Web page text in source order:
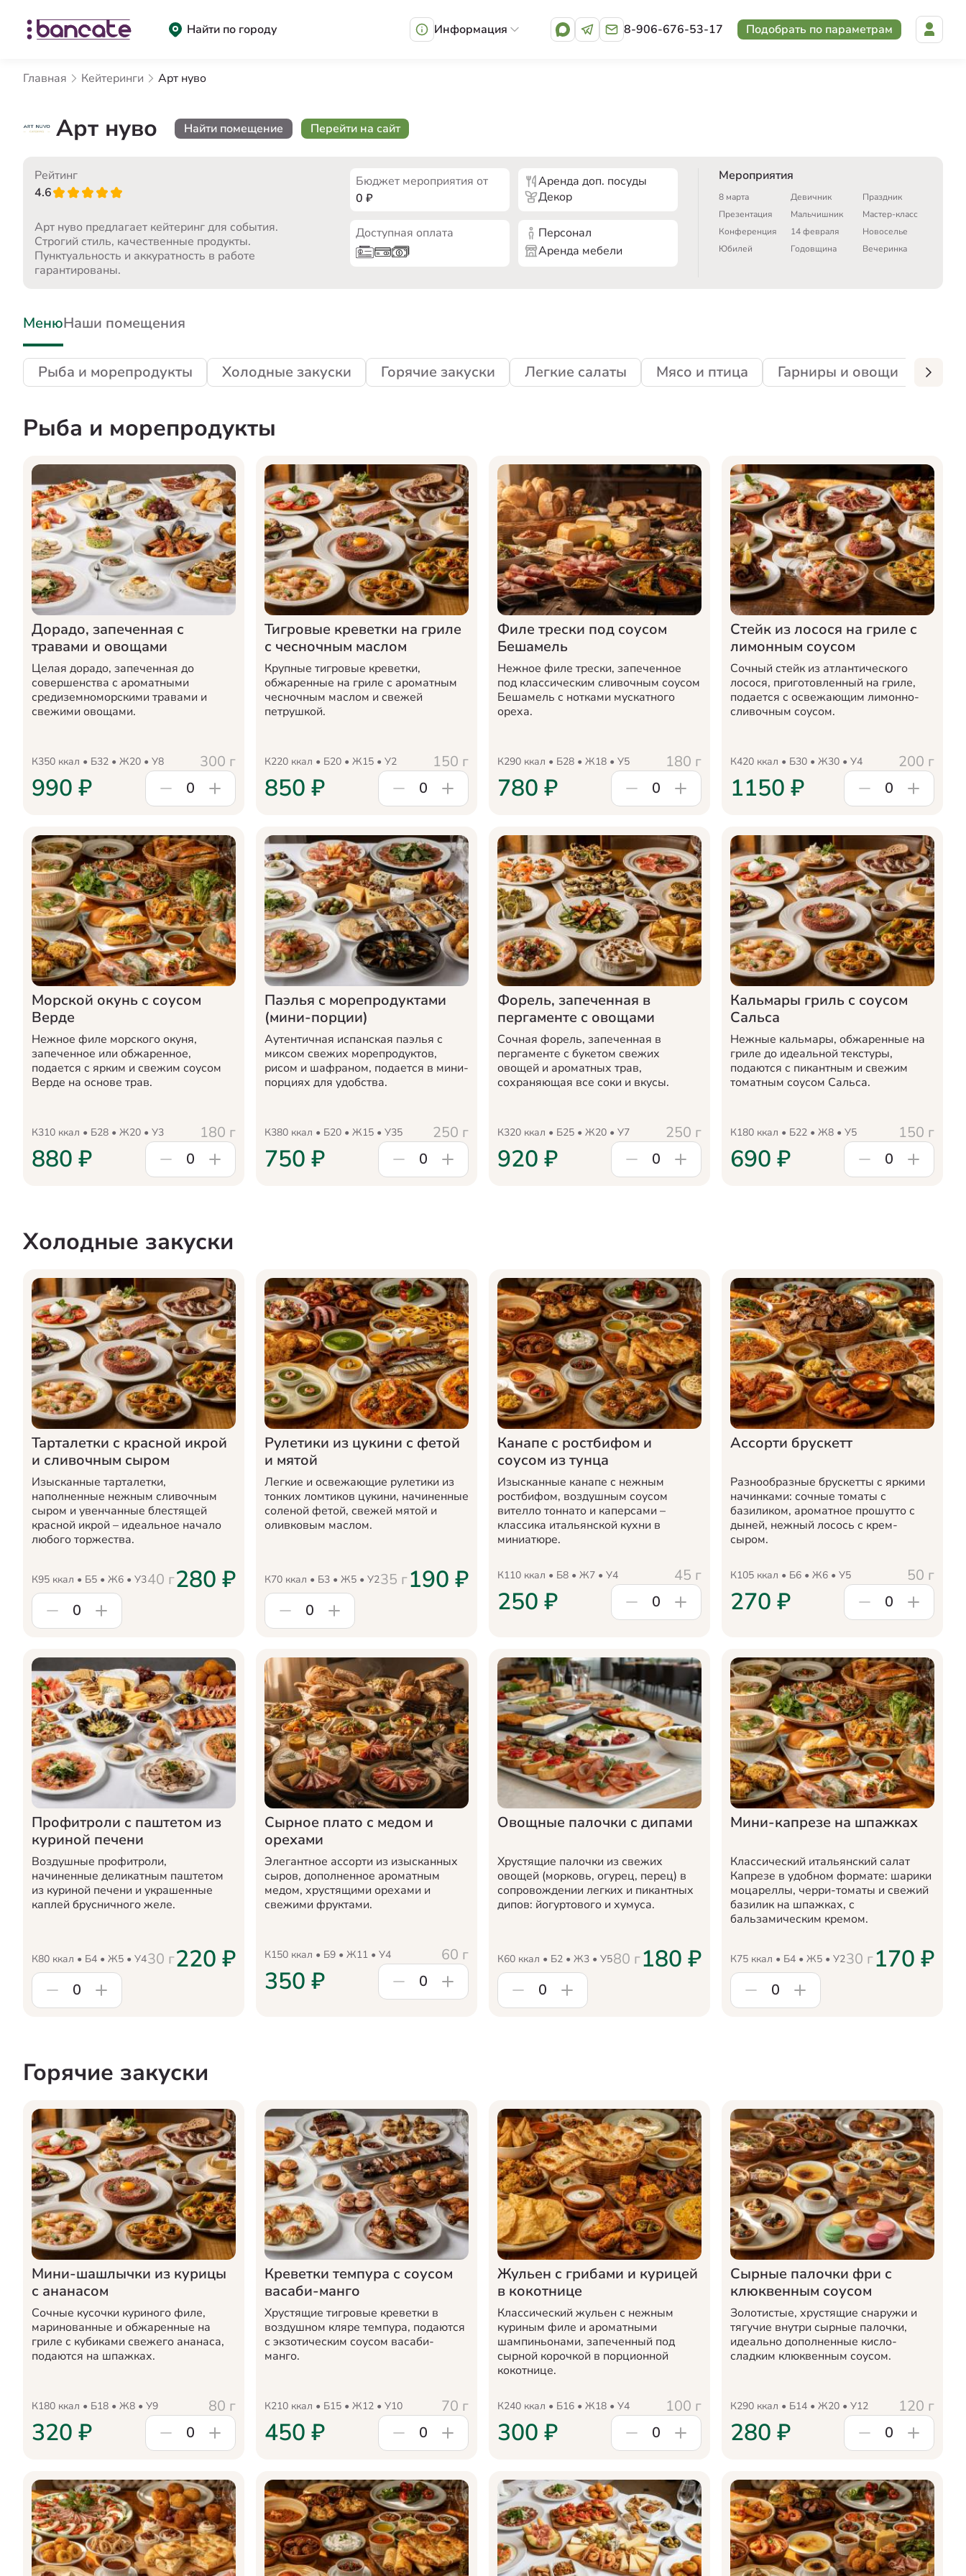
Найти по городу Информация 8-906-676-53-17 Подобрать по параметрам
Главная Кейтеринги Арт нуво
Арт нуво Найти помещение Перейти на сайт
Рейтинг
4.6
Арт нуво предлагает кейтеринг для события.
Строгий стиль, качественные продукты.
Пунктуальность и аккуратность в работе
гарантированы.
Бюджет мероприятия от
0 ₽
Аренда доп. посуды
Декор
Доступная оплата
Персонал
Аренда мебели
Мероприятия
8 марта Девичник
Праздник
Презентация
Мальчишник
Мастер-класс
Конференция
14 февраля
Новоселье
Юбилей
Годовщина Вечеринка
МенюНаши помещения
Рыба и морепродукты Холодные закуски Горячие закуски Легкие салаты Мясо и птица Гарниры и овощи
Рыба и морепродукты
Дорадо, запеченная с
травами и овощами
Целая дорадо, запеченная до
совершенства с ароматными
средиземноморскими травами и
свежими овощами.
К350 ккал • Б32 • Ж20 • У8 300 г
990 ₽ 0
Тигровые креветки на гриле
с чесночным маслом
Крупные тигровые креветки,
обжаренные на гриле с ароматным
чесночным маслом и свежей
петрушкой.
К220 ккал • Б20 • Ж15 • У2 150 г
850 ₽ 0
Филе трески под соусом
Бешамель
Нежное филе трески, запеченное
под классическим сливочным соусом
Бешамель с нотками мускатного
ореха.
К290 ккал • Б28 • Ж18 • У5 180 г
780 ₽ 0
Стейк из лосося на гриле с
лимонным соусом
Сочный стейк из атлантического
лосося, приготовленный на гриле,
подается с освежающим лимонно-
сливочным соусом.
К420 ккал • Б30 • Ж30 • У4 200 г
1150 ₽ 0
Морской окунь с соусом
Верде
Нежное филе морского окуня,
запеченное или обжаренное,
подается с ярким и свежим соусом
Верде на основе трав.
К310 ккал • Б28 • Ж20 • У3 180 г
880 ₽ 0
Паэлья с морепродуктами
(мини-порции)
Аутентичная испанская паэлья с
миксом свежих морепродуктов,
рисом и шафраном, подается в мини-
порциях для удобства.
К380 ккал • Б20 • Ж15 • У35 250 г
750 ₽ 0
Форель, запеченная в
пергаменте с овощами
Сочная форель, запеченная в
пергаменте с букетом свежих
овощей и ароматных трав,
сохраняющая все соки и вкусы.
К320 ккал • Б25 • Ж20 • У7 250 г
920 ₽ 0
Кальмары гриль с соусом
Сальса
Нежные кальмары, обжаренные на
гриле до идеальной текстуры,
подаются с пикантным и свежим
томатным соусом Сальса.
К180 ккал • Б22 • Ж8 • У5 150 г
690 ₽ 0
Холодные закуски
Тарталетки с красной икрой
и сливочным сыром
Изысканные тарталетки,
наполненные нежным сливочным
сыром и увенчанные блестящей
красной икрой – идеальное начало
любого торжества.
К95 ккал • Б5 • Ж6 • У340 г280 ₽
0
Рулетики из цукини с фетой
и мятой
Легкие и освежающие рулетики из
тонких ломтиков цукини, начиненные
соленой фетой, свежей мятой и
оливковым маслом.
К70 ккал • Б3 • Ж5 • У235 г190 ₽
0
Канапе с ростбифом и
соусом из тунца
Изысканные канапе с нежным
ростбифом, воздушным соусом
вителло тоннато и каперсами –
классика итальянской кухни в
миниатюре.
К110 ккал • Б8 • Ж7 • У4 45 г
250 ₽ 0
Ассорти брускетт
Разнообразные брускетты с яркими
начинками: сочные томаты с
базиликом, ароматное прошутто с
дыней, нежный лосось с крем-
сыром.
К105 ккал • Б6 • Ж6 • У5 50 г
270 ₽ 0
Профитроли с паштетом из
куриной печени
Воздушные профитроли,
начиненные деликатным паштетом
из куриной печени и украшенные
каплей брусничного желе.
К80 ккал • Б4 • Ж5 • У430 г220 ₽
0
Сырное плато с медом и
орехами
Элегантное ассорти из изысканных
сыров, дополненное ароматным
медом, хрустящими орехами и
свежими фруктами.
К150 ккал • Б9 • Ж11 • У4 60 г
350 ₽ 0
Овощные палочки с дипами
Хрустящие палочки из свежих
овощей (морковь, огурец, перец) в
сопровождении легких и пикантных
дипов: йогуртового и хумуса.
К60 ккал • Б2 • Ж3 • У580 г180 ₽
0
Мини-капрезе на шпажках
Классический итальянский салат
Капрезе в удобном формате: шарики
моцареллы, черри-томаты и свежий
базилик на шпажках, с
бальзамическим кремом.
К75 ккал • Б4 • Ж5 • У230 г170 ₽
0
Горячие закуски
Мини-шашлычки из курицы
с ананасом
Сочные кусочки куриного филе,
маринованные и обжаренные на
гриле с кубиками свежего ананаса,
подаются на шпажках.
К180 ккал • Б18 • Ж8 • У9 80 г
320 ₽ 0
Креветки темпура с соусом
васаби-манго
Хрустящие тигровые креветки в
воздушном кляре темпура, подаются
с экзотическим соусом васаби-
манго.
К210 ккал • Б15 • Ж12 • У10 70 г
450 ₽ 0
Жульен с грибами и курицей
в кокотнице
Классический жульен с нежным
куриным филе и ароматными
шампиньонами, запеченный под
сырной корочкой в порционной
кокотнице.
К240 ккал • Б16 • Ж18 • У4 100 г
300 ₽ 0
Сырные палочки фри с
клюквенным соусом
Золотистые, хрустящие снаружи и
тягучие внутри сырные палочки,
идеально дополненные кисло-
сладким клюквенным соусом.
К290 ккал • Б14 • Ж20 • У12 120 г
280 ₽ 0